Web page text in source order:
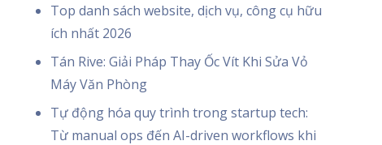
Top danh sách website, dịch vụ, công cụ hữu
ích nhất 2026
Tán Rive: Giải Pháp Thay Ốc Vít Khi Sửa Vỏ
Máy Văn Phòng
Tự động hóa quy trình trong startup tech:
Từ manual ops đến AI-driven workflows khi